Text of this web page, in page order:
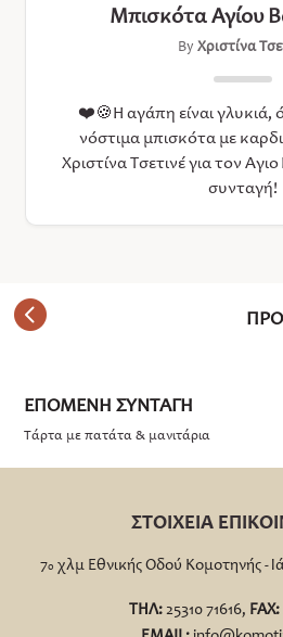
Μπισκότα Αγίου
By Χριστίνα
❤️🍪Η αγάπη είναι γλυκιά,
νόστιμα μπισκότα με
Χριστίνα Τσετινέ για τον
συνταγή!
Τάρτα με πατάτα & μανιτάρια
ΣΤΟΙΧΕΙΑ
7ο χλμ Εθνικής Οδού Κομοτηνής -
ΤΗΛ:25310 71616, FΑΧ: